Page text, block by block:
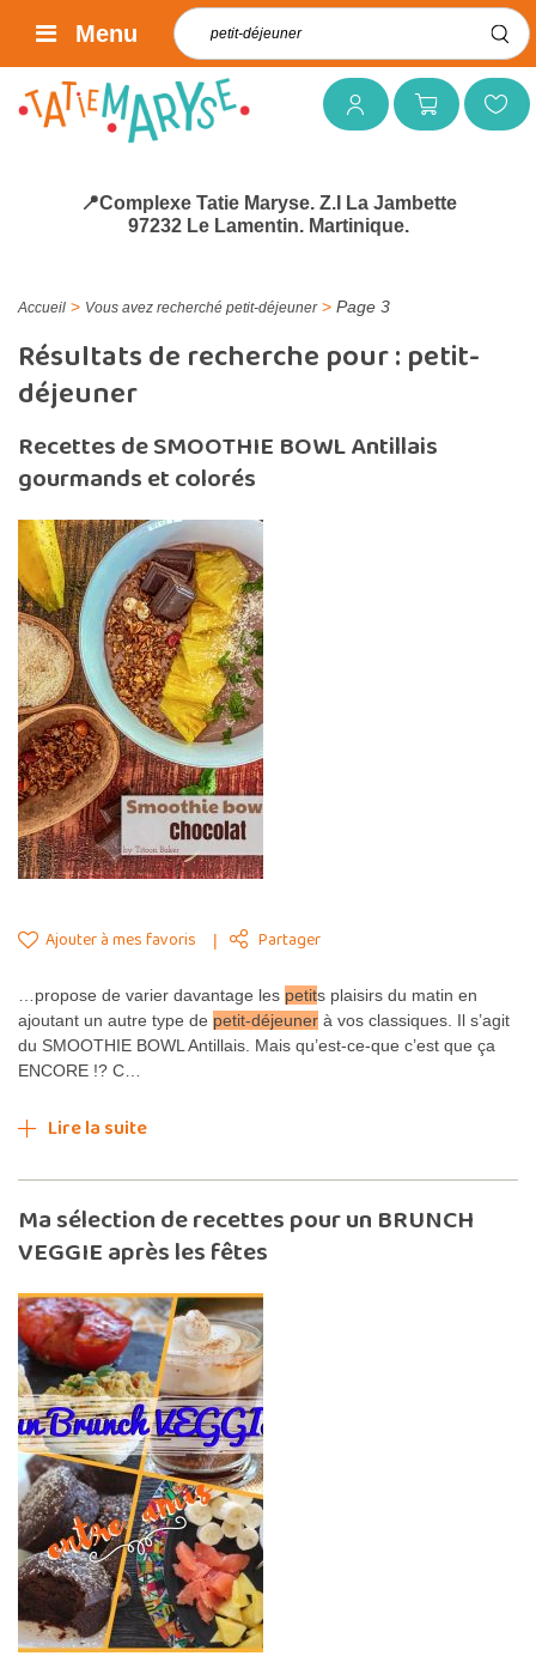
Mon compteMon panierMes favoris
Rechercher :
Menu
📍Complexe Tatie Maryse. Z.I La Jambette
97232 Le Lamentin. Martinique.
Accueil > Vous avez recherché petit-déjeuner> Page 3
Résultats de recherche pour : petit-
déjeuner
Recettes de SMOOTHIE BOWL Antillais
gourmands et colorés
Ajouter à mes favoris Partager
…propose de varier davantage les petits plaisirs du matin en
ajoutant un autre type de petit-déjeuner à vos classiques. Il s’agit
du SMOOTHIE BOWL Antillais. Mais qu’est-ce-que c’est que ça
ENCORE !? C…
Lire la suite
Ma sélection de recettes pour un BRUNCH
VEGGIE après les fêtes